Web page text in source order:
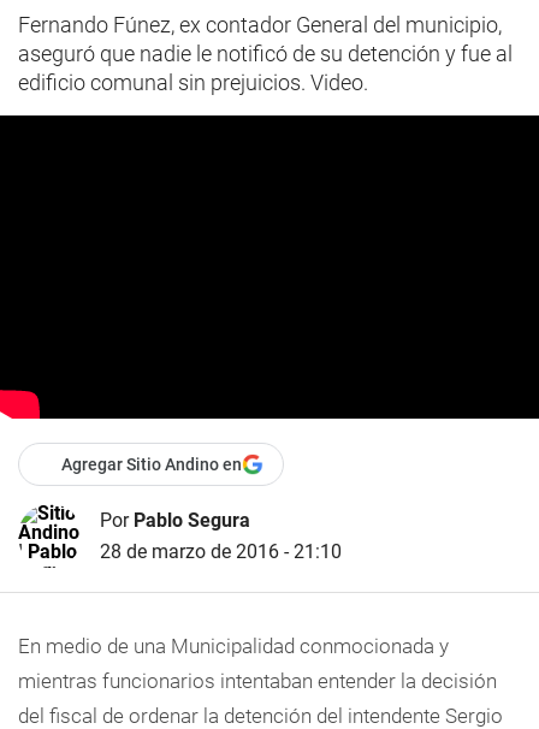
Fernando Fúnez, ex contador General del municipio,
aseguró que nadie le notificó de su detención y fue al
edificio comunal sin prejuicios. Video.
Agregar Sitio Andino en
Por Pablo Segura
28 de marzo de 2016 - 21:10
En medio de una Municipalidad conmocionada y
mientras funcionarios intentaban entender la decisión
del fiscal de ordenar la detención del intendente Sergio